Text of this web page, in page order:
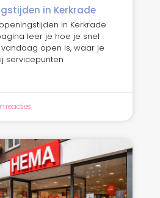
in Kerkrade
in Kerkrade
leer je hoe je snel
open is, waar je
servicepunten
reacties